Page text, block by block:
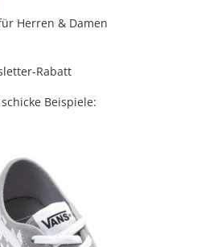
Herren & Damen
Rabatt
Beispiele: